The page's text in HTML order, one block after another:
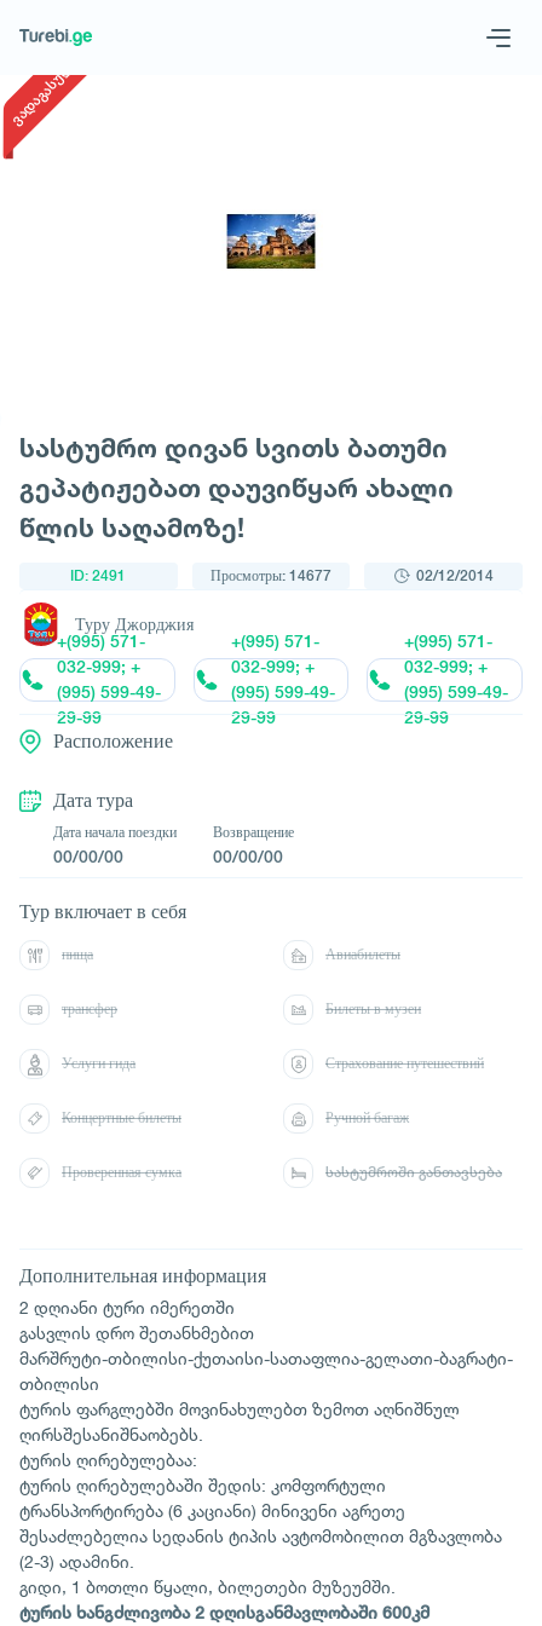
Запросить тур
ვადაგასული
სასტუმრო დივან სვითს ბათუმი
გეპატიჟებათ დაუვიწყარ ახალი
წლის საღამოზე!
ID: 2491 Просмотры: 14677 02/12/2014
Туру Джорджия
+(995) 571-
032-999; +
(995) 599-49-
29-99
+(995) 571-
032-999; +
(995) 599-49-
29-99
+(995) 571-
032-999; +
(995) 599-49-
29-99
Расположение
Дата тура
Дата начала поездки
00/00/00
Возвращение
00/00/00
Дополнительная информация
2 დღიანი ტური იმერეთში
გასვლის დრო შეთანხმებით
მარშრუტი-თბილისი-ქუთაისი-სათაფლია-გელათი-ბაგრატი-
თბილისი
ტურის ფარგლებში მოვინახულებთ ზემოთ აღნიშნულ
ღირსშესანიშნაობებს.
ტურის ღირებულებაა:
ტურის ღირებულებაში შედის: კომფორტული
ტრანსპორტირება (6 კაციანი) მინივენი აგრეთე
შესაძლებელია სედანის ტიპის ავტომობილით მგზავლობა
(2-3) ადამინი.
გიდი, 1 ბოთლი წყალი, ბილეთები მუზეუმში.
ტურის ხანგძლივობა2 დღისგანმავლობაში 600კმ
Тур включает в себя
пища Авиабилеты
трансфер Билеты в музеи
Услуги гида Страхование путешествий
Концертные билеты Ручной багаж
Проверенная сумка სასტუმროში განთავსება